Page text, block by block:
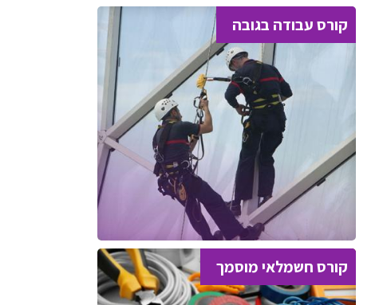
קורס עבודה בגובה
קורס חשמלאי מוסמך